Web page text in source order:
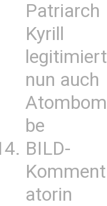
Patriarch
Kyrill
legitimiert
nun auch
Atombom
be
BILD-
Komment
atorin